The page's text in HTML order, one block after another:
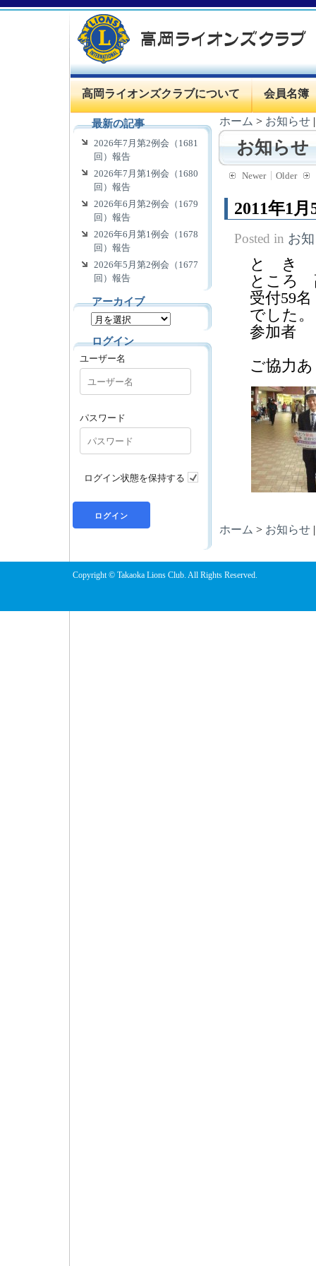
高岡ライオンズクラブについて 会員名簿
ホーム > お知らせ
お知らせ
Newer Older
2011年1
Posted in お
と き
ところ
受付59
でした。
参加者
ご協力
ホーム > お知らせ
最新の記事
2026年7月第2例会（1681
回）報告
2026年7月第1例会（1680
回）報告
2026年6月第2例会（1679
回）報告
2026年6月第1例会（1678
回）報告
2026年5月第2例会（1677
回）報告
アーカイブ
ログイン
ユーザー名
パスワード
ログイン状態を保持する
Copyright © Takaoka Lions Club. All Rights Reserved.